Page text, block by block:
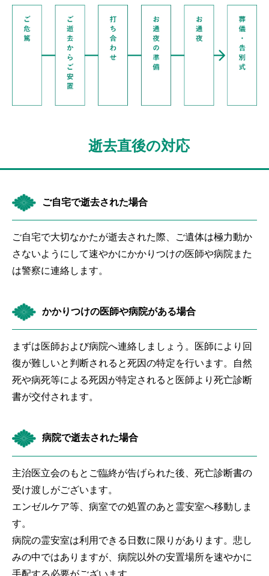
逝去直後の対応
ご自宅で逝去された場合
ご自宅で大切なかたが逝去された際、ご遺体は極力動か
さないようにして速やかにかかりつけの医師や病院また
は警察に連絡します。
かかりつけの医師や病院がある場合
まずは医師および病院へ連絡しましょう。医師により回
復が難しいと判断されると死因の特定を行います。自然
死や病死等による死因が特定されると医師より死亡診断
書が交付されます。
病院で逝去された場合
主治医立会のもとご臨終が告げられた後、死亡診断書の
受け渡しがございます。
エンゼルケア等、病室での処置のあと霊安室へ移動しま
す。
病院の霊安室は利用できる日数に限りがあります。悲し
みの中ではありますが、病院以外の安置場所を速やかに
手配する必要がございます。